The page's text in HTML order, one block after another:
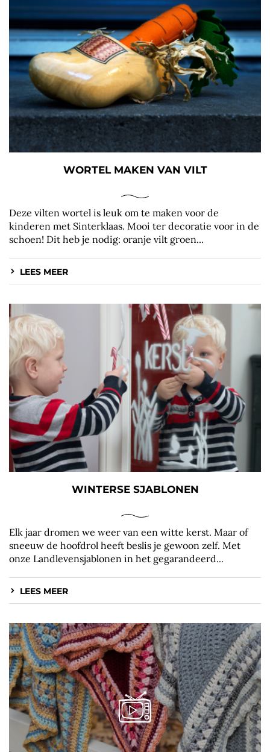
WORTEL MAKEN VAN VILT
Deze vilten wortel is leuk om te maken voor de
kinderen met Sinterklaas. Mooi ter decoratie voor in de
schoen! Dit heb je nodig: oranje vilt groen...
LEES MEER
WINTERSE SJABLONEN
Elk jaar dromen we weer van een witte kerst. Maar of
sneeuw de hoofdrol heeft beslis je gewoon zelf. Met
onze Landlevensjablonen in het gegarandeerd...
LEES MEER